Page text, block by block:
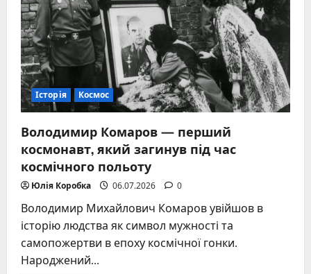
Історія Космос
Володимир Комаров — перший
космонавт, який загинув під час
космічного польоту
Юлія Коробка 06.07.2026 0
Володимир Михайлович Комаров увійшов в
історію людства як символ мужності та
самопожертви в епоху космічної гонки.
Народжений...